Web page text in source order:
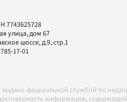
7743625728
улица, дом 67
шоссе, д.9, стр.1
17-01
федеральной службой по
достоверность информации,